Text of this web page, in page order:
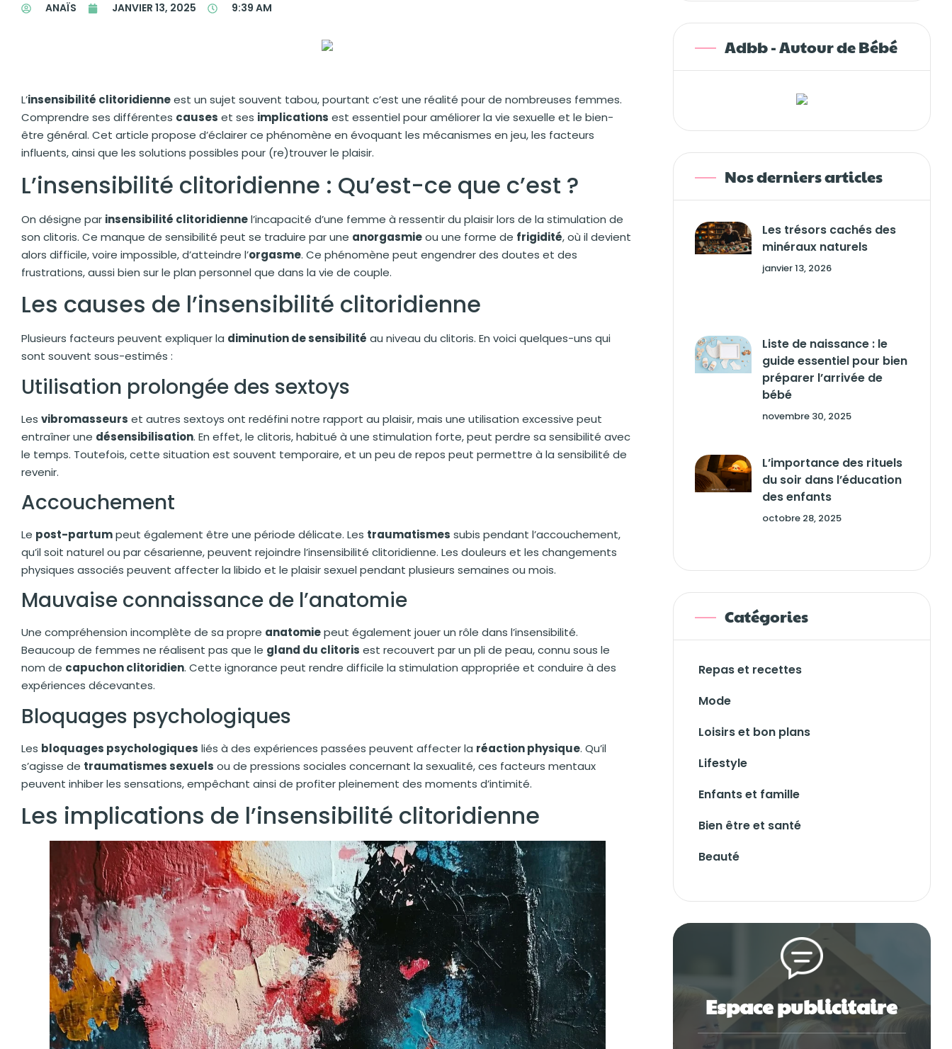
ANAÏS JANVIER 13, 2025 9:39 AM
L’insensibilité clitoridienneest un sujet souvent tabou, pourtant c’est une réalité pour de nombreuses femmes.
Comprendre ses différentes causes et ses implications est essentiel pour améliorer la vie sexuelle et le bien-
être général. Cet article propose d’éclairer ce phénomène en évoquant les mécanismes en jeu, les facteurs
influents, ainsi que les solutions possibles pour (re)trouver le plaisir.
L’insensibilité clitoridienne : Qu’est-ce que c’est ?
On désigne par insensibilité clitoridiennel’incapacité d’une femme à ressentir du plaisir lors de la stimulation de
son clitoris. Ce manque de sensibilité peut se traduire par une anorgasmieou une forme de frigidité, où il devient
alors difficile, voire impossible, d’atteindre l’orgasme. Ce phénomène peut engendrer des doutes et des
frustrations, aussi bien sur le plan personnel que dans la vie de couple.
Les causes de l’insensibilité clitoridienne
Plusieurs facteurs peuvent expliquer la diminution de sensibilité au niveau du clitoris. En voici quelques-uns qui
sont souvent sous-estimés :
Utilisation prolongée des sextoys
Les vibromasseurs et autres sextoys ont redéfini notre rapport au plaisir, mais une utilisation excessive peut
entraîner une désensibilisation. En effet, le clitoris, habitué à une stimulation forte, peut perdre sa sensibilité avec
le temps. Toutefois, cette situation est souvent temporaire, et un peu de repos peut permettre à la sensibilité de
revenir.
Accouchement
Le post-partumpeut également être une période délicate. Les traumatismes subis pendant l’accouchement,
qu’il soit naturel ou par césarienne, peuvent rejoindre l’insensibilité clitoridienne. Les douleurs et les changements
physiques associés peuvent affecter la libido et le plaisir sexuel pendant plusieurs semaines ou mois.
Mauvaise connaissance de l’anatomie
Une compréhension incomplète de sa propre anatomiepeut également jouer un rôle dans l’insensibilité.
Beaucoup de femmes ne réalisent pas que le gland du clitoris est recouvert par un pli de peau, connu sous le
nom de capuchon clitoridien. Cette ignorance peut rendre difficile la stimulation appropriée et conduire à des
expériences décevantes.
Bloquages psychologiques
Les bloquages psychologiques liés à des expériences passées peuvent affecter la réaction physique. Qu’il
s’agisse de traumatismes sexuels ou de pressions sociales concernant la sexualité, ces facteurs mentaux
peuvent inhiber les sensations, empêchant ainsi de profiter pleinement des moments d’intimité.
Les implications de l’insensibilité clitoridienne
Adbb - Autour de Bébé
Nos derniers articles
Les trésors cachés des
minéraux naturels
janvier 13, 2026
Liste de naissance : le
guide essentiel pour bien
préparer l’arrivée de
bébé
novembre 30, 2025
L’importance des rituels
du soir dans l’éducation
des enfants
octobre 28, 2025
Catégories
Repas et recettes
Mode
Loisirs et bon plans
Lifestyle
Enfants et famille
Bien être et santé
Beauté
Espace publicitaire